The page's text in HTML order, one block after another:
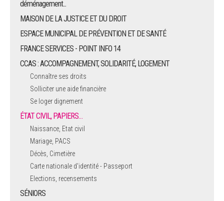
déménagement...
MAISON DE LA JUSTICE ET DU DROIT
ESPACE MUNICIPAL DE PRÉVENTION ET DE SANTÉ
FRANCE SERVICES - POINT INFO 14
CCAS : ACCOMPAGNEMENT, SOLIDARITÉ, LOGEMENT
Connaître ses droits
Solliciter une aide financière
Se loger dignement
ÉTAT CIVIL, PAPIERS…
Naissance, Etat civil
Mariage, PACS
Décès, Cimetière
Carte nationale d'identité - Passeport
Elections, recensements
SÉNIORS